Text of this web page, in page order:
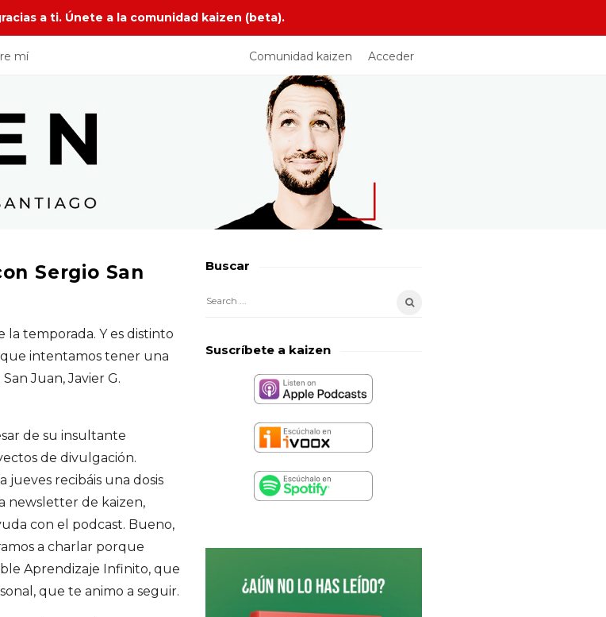
a ti. Únete a la comunidad kaizen (beta).
mí Comunidad kaizen Acceder
Sergio San
temporada. Y es distinto
que intentamos tener una
Juan, Javier G.
de su insultante
de divulgación.
jueves recibáis una dosis
newsletter de kaizen,
con el podcast. Bueno,
a charlar porque
Aprendizaje Infinito, que
que te animo a seguir.
S
S
Buscar
S
Suscríbete a kaizen